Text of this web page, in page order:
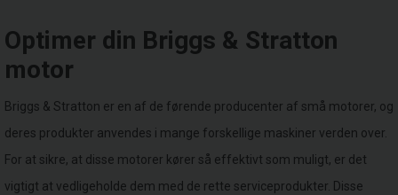
Optimer din Briggs & Stratton
motor
Briggs & Stratton er en af de førende producenter af små motorer, og
deres produkter anvendes i mange forskellige maskiner verden over.
For at sikre, at disse motorer kører så effektivt som muligt, er det
vigtigt at vedligeholde dem med de rette serviceprodukter. Disse